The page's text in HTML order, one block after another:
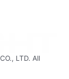
LTD. All